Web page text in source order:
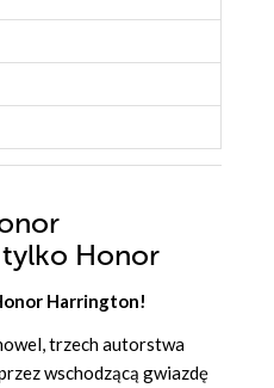
Honor
Harrington!
trzech autorstwa
wschodzącą gwiazdę